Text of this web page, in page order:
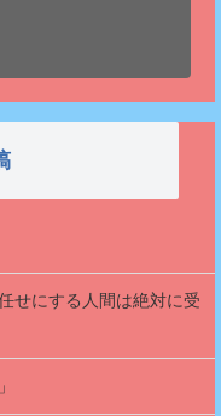
せにする人間は絶対に受